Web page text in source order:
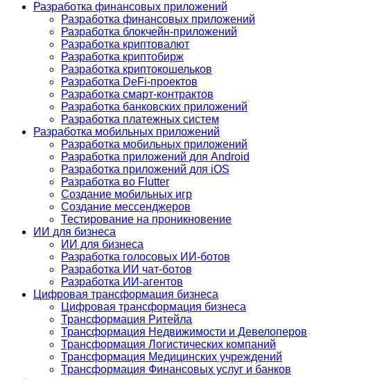
Разработка финансовых приложений
Разработка финансовых приложений
Разработка блокчейн-приложений
Разработка криптовалют
Разработка криптобирж
Разработка криптокошельков
Разработка DeFi-проектов
Разработка смарт-контрактов
Разработка банковских приложений
Разработка платежных систем
Разработка мобильных приложений
Разработка мобильных приложений
Разработка приложений для Android
Разработка приложений для iOS
Разработка во Flutter
Создание мобильных игр
Создание мессенджеров
Тестирование на проникновение
ИИ для бизнеса
ИИ для бизнеса
Разработка голосовых ИИ-ботов
Разработка ИИ чат-ботов
Разработка ИИ-агентов
Цифровая трансформация бизнеса
Цифровая трансформация бизнеса
Трансформация Ритейла
Трансформация Недвижимости и Девелоперов
Трансформация Логистических компаний
Трансформация Медицинских учреждений
Трансформация Финансовых услуг и банков